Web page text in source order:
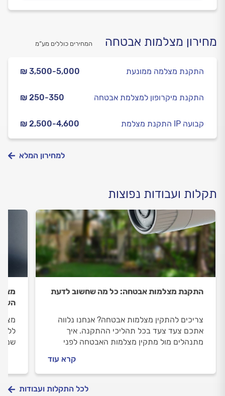
מחירון מצלמות אבטחה המחירים כוללים מע”מ
₪ 3,500-5,000 התקנת מצלמה ממונעת
₪ 250-350 התקנת מיקרופון למצלמת אבטחה
₪ 2,500-4,600 התקנת מצלמת IP קבועה
למחירון המלא
תקלות ועבודות נפוצות
התקנת מצלמות אבטחה: כל מה שחשוב לדעת
צריכים להתקין מצלמות אבטחה? אנחנו נלווה
אתכם צעד צעד בכל תהליכי ההתקנה. איך
מתנהלים מול מתקין מצלמות האבטחה לפני
קרא עוד
לכל התקלות ועבודות